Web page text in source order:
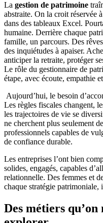
La gestion de patrimoine
abstraite. On la croit réservée
dans des tableaux Excel.
humaine. Derrière chaque
famille, un parcours. Des
des inquiétudes à apaiser.
anticiper la retraite, protéger
Le rôle du gestionnaire de
étape, avec écoute, empathie
Aujourd’hui, le besoin
Les règles fiscales changent,
les trajectoires de vie se
ne cherchent plus seulement
professionnels capables de
de confiance durable.
Les entreprises l’ont bien
solides, engagés, capables
relationnelle. Des femmes et
chaque stratégie
Des métiers qu’on